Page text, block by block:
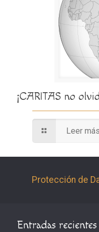
¡CARITAS no
Leer más
Protección de
Entradas recientes